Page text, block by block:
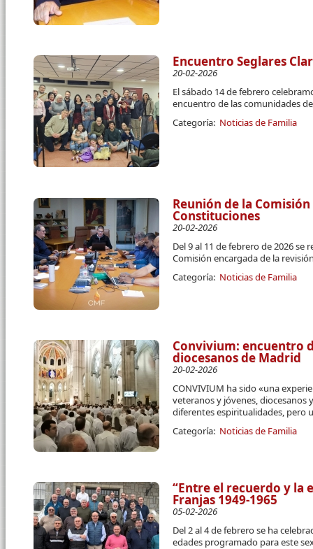
Encuentro Seglares
20-02-2026
El sábado 14 de febrero
encuentro de las comunidades
Categoría: Noticias de Familia
Reunión de la
Constituciones
20-02-2026
Del 9 al 11 de febrero de 2026 se
Comisión encargada de la
Categoría: Noticias de Familia
Convivium: encuentro
diocesanos de Madrid
20-02-2026
CONVIVIUM ha sido «una
veteranos y jóvenes, diocesanos
diferentes espiritualidades, pero
Categoría: Noticias de Familia
“Entre el recuerdo y la
Franjas 1949-1965
05-02-2026
Del 2 al 4 de febrero se ha
edades programado para este